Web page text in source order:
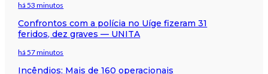
há 53 minutos
Confrontos com a polícia no Uíge fizeram 31
feridos, dez graves — UNITA
há 57 minutos
Incêndios: Mais de 160 operacionais